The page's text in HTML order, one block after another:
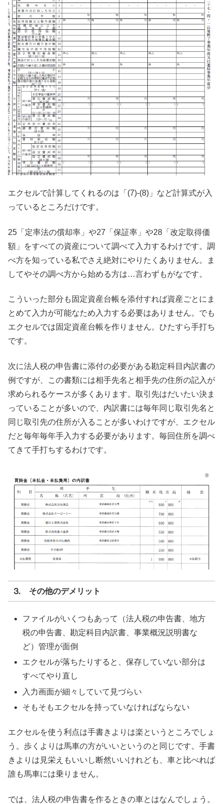
エクセルで計算してくれるのは「(7)-(8)」など計算式が入
っているところだけです。
25「定率法の償却率」や27「保証率」や28「改定取得価
額」をすべての資産について調べて入力するわけです。調
べ方を知っている私でさえ絶対にやりたくありません。ま
してやその調べ方から始める方は…言わずもがなです。
こういった部分も固定資産台帳を添付すれば資産ごとにま
とめて入力が可能なため入力する必要はありません。でも
エクセルでは固定資産台帳を作りません。ひたすら手打ち
です。
次に法人税の申告書に添付の必要がある勘定科目内訳書の
例ですが、この書類には相手先名と相手先の住所の記入が
求められるケースが多くあります。取引先はだいたい決ま
っていることが多いので、内訳書には毎年同じ取引先名と
同じ取引先の住所が入ることが多いわけですが、エクセル
だと毎年毎年手入力する必要があります。毎回住所を調べ
てきて手打ちするわけです。
⒊ その他のデメリット
ファイルがいくつもあって（法人税の申告書、地方
税の申告書、勘定科目内訳書、事業概況説明書な
ど）管理が面倒
エクセルが落ちたりすると、保存していない部分は
すべてやり直し
入力画面が細々していて見づらい
そもそもエクセルを持っていなければならない
エクセルを使う利点は手書きよりは楽というところでしょ
う。歩くよりは馬車の方がいいというのと同じです。手書
きよりは見栄えもいいし断然いいけれども、車と比べれば
誰も馬車には乗りません。
では、法人税の申告書を作るときの車とはなんでしょう。